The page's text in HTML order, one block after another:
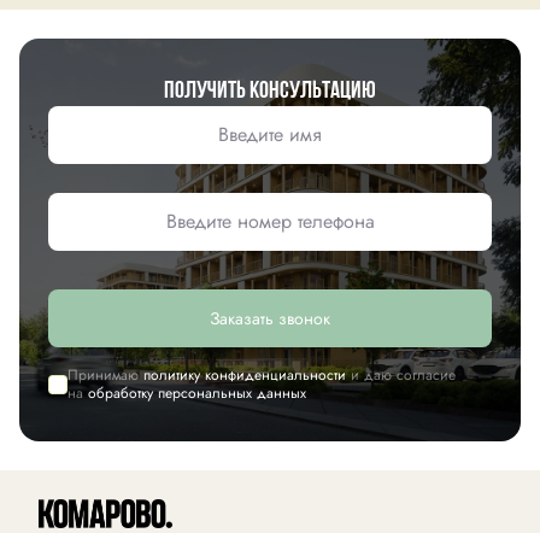
Получить консультацию
Заказать звонок
Принимаюполитику конфиденциальностии даю согласие
наобработку персональных данных